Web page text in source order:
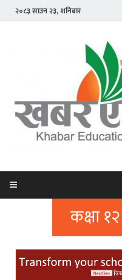
२०८३ साउन २३, शनिबार
कक्षा